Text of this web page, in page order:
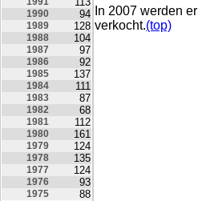
1990 94
1989 128
1988 104
1987 97
1986 92
1985 137
1984 111
1983 87
1982 68
1981 112
1980 161
1979 124
1978 135
1977 124
1976 93
1975 88
In 2007 werden
verkocht.(top)